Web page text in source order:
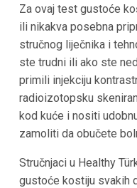
Za ovaj test gustoće
ili nikakva posebna
stručnog liječnika i
ste trudni ili ako ste
primili injekciju
radioizotopsku
kod kuće i nositi
zamoliti da obučete
Stručnjaci u Healthy
gustoće kostiju svakih